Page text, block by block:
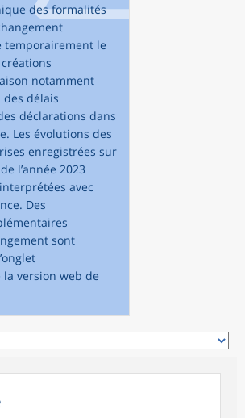
des formalités
le
notamment
des délais
déclarations dans
Les évolutions des
enregistrées sur
l’année 2023
avec
Des
sont
version web de